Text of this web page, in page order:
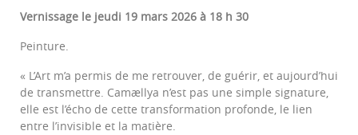
Vernissage le jeudi 19 mars 2026 à 18 h 30
Peinture.
« L’Art m’a permis de me retrouver, de guérir, et aujourd’hui
de transmettre. Camællya n’est pas une simple signature,
elle est l’écho de cette transformation profonde, le lien
entre l’invisible et la matière.